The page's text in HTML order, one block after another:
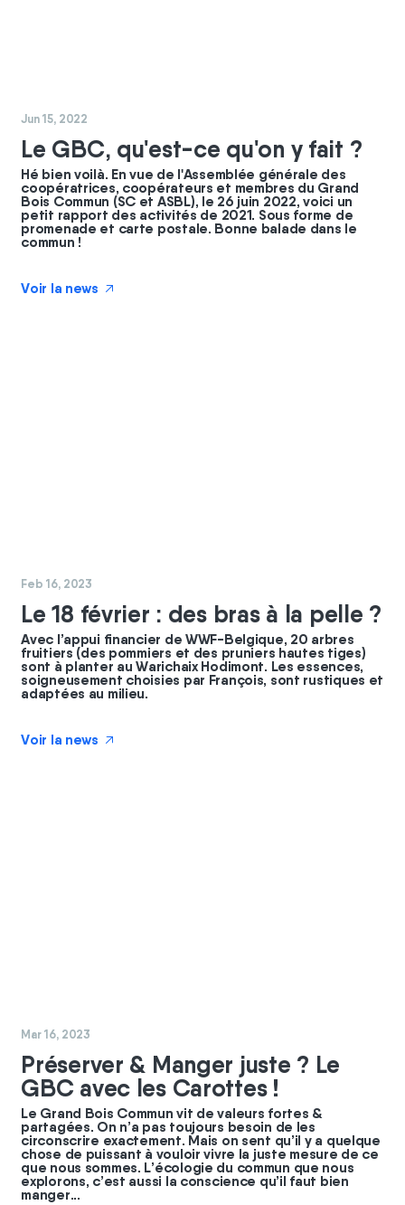
#coopérateurs
Jun 15, 2022
Le GBC, qu'est-ce qu'on y fait ?
Hé bien voilà. En vue de l'Assemblée générale des
coopératrices, coopérateurs et membres du Grand
Bois Commun (SC et ASBL), le 26 juin 2022, voici un
petit rapport des activités de 2021. Sous forme de
promenade et carte postale. Bonne balade dans le
commun !
Voir la news ↗
#chantier
Feb 16, 2023
Le 18 février : des bras à la pelle ?
Avec l’appui financier de WWF-Belgique, 20 arbres
fruitiers (des pommiers et des pruniers hautes tiges)
sont à planter au Warichaix Hodimont. Les essences,
soigneusement choisies par François, sont rustiques et
adaptées au milieu.
Voir la news ↗
#coopérateurs
Mar 16, 2023
Préserver & Manger juste ? Le
GBC avec les Carottes !
Le Grand Bois Commun vit de valeurs fortes &
partagées. On n’a pas toujours besoin de les
circonscrire exactement. Mais on sent qu’il y a quelque
chose de puissant à vouloir vivre la juste mesure de ce
que nous sommes. L’écologie du commun que nous
explorons, c’est aussi la conscience qu’il faut bien
manger...